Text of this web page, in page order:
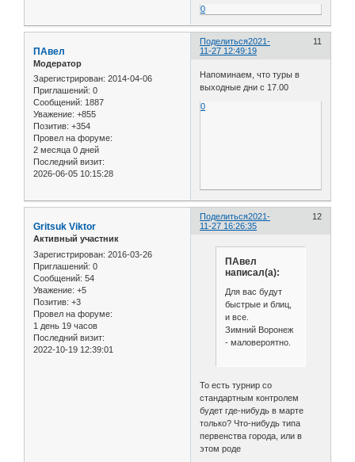
0
Поделиться 11
2021-
11-27 12:49:19
ПАвел
Модератор
Зарегистрирован: 2014-04-06
Приглашений: 0
Сообщений: 1887
Уважение: +855
Позитив: +354
Провел на форуме:
2 месяца 0 дней
Последний визит:
2026-06-05 10:15:28
Напоминаем, что туры в
выходные дни с 17.00
0
Поделиться 12
2021-
11-27 16:26:35
Gritsuk Viktor
Активный участник
Зарегистрирован: 2016-03-26
Приглашений: 0
Сообщений: 54
Уважение: +5
Позитив: +3
Провел на форуме:
1 день 19 часов
Последний визит:
2022-10-19 12:39:01
ПАвел
написал(а):
Для вас будут
быстрые и блиц,
и все.
Зимний Воронеж
- маловероятно.
То есть турнир со
стандартным контролем
будет где-нибудь в марте
только? Что-нибудь типа
первенства города, или в
этом роде